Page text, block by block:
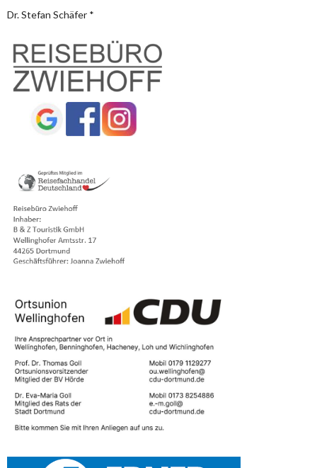
Dr. Stefan Schäfer *